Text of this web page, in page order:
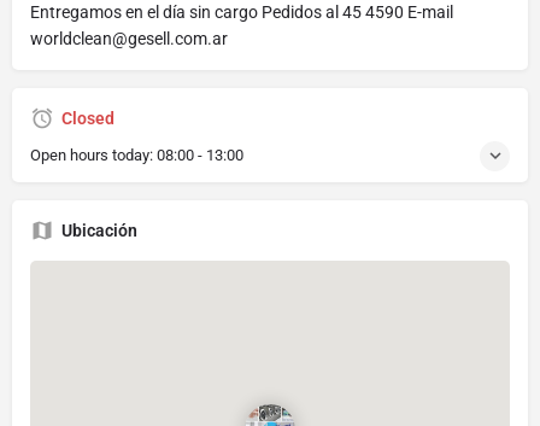
Entregamos en el día sin cargo Pedidos al 45 4590 E-mail
worldclean@gesell.com.ar
Closed
Open hours today: 08:00 - 13:00
Ubicación